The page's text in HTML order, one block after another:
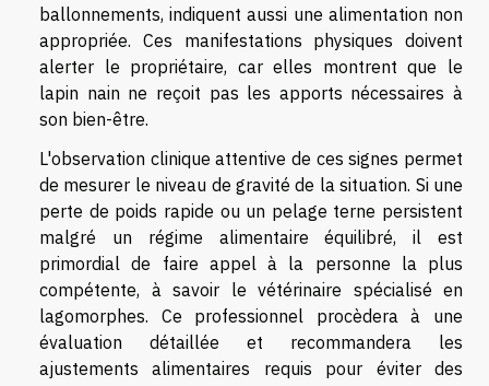
ballonnements, indiquent aussi une alimentation non
appropriée. Ces manifestations physiques doivent
alerter le propriétaire, car elles montrent que le
lapin nain ne reçoit pas les apports nécessaires à
son bien-être.
L'observation clinique attentive de ces signes permet
de mesurer le niveau de gravité de la situation. Si une
perte de poids rapide ou un pelage terne persistent
malgré un régime alimentaire équilibré, il est
primordial de faire appel à la personne la plus
compétente, à savoir le vétérinaire spécialisé en
lagomorphes. Ce professionnel procèdera à une
évaluation détaillée et recommandera les
ajustements alimentaires requis pour éviter des